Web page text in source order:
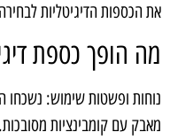
את הכספות הדיגיטליות
מה הופך כספת
נוחות ופשטות שימוש: נשכחו
מאבק עם קומבינציות